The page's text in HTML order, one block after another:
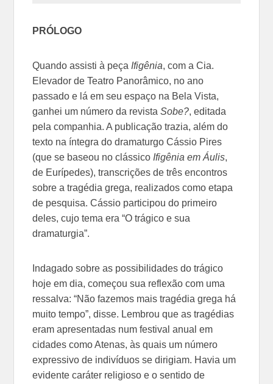
PRÓLOGO
Quando assisti à peça Ifigênia, com a Cia.
Elevador de Teatro Panorâmico, no ano
passado e lá em seu espaço na Bela Vista,
ganhei um número da revistaSobe?, editada
pela companhia. A publicação trazia, além do
texto na íntegra do dramaturgo Cássio Pires
(que se baseou no clássico Ifigênia em Áulis,
de Eurípedes), transcrições de três encontros
sobre a tragédia grega, realizados como etapa
de pesquisa. Cássio participou do primeiro
deles, cujo tema era “O trágico e sua
dramaturgia”.
Indagado sobre as possibilidades do trágico
hoje em dia, começou sua reflexão com uma
ressalva: “Não fazemos mais tragédia grega há
muito tempo”, disse. Lembrou que as tragédias
eram apresentadas num festival anual em
cidades como Atenas, às quais um número
expressivo de indivíduos se dirigiam. Havia um
evidente caráter religioso e o sentido de